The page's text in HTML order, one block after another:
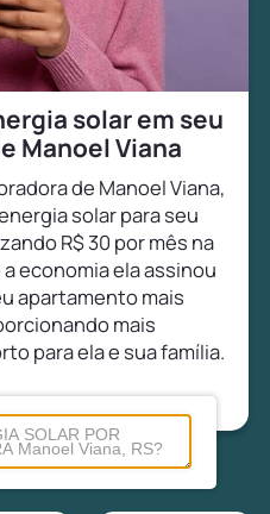
solar em seu
Manoel Viana
de Manoel Viana,
solar para seu
R$ 30 por mês na
economia ela assinou
apartamento mais
mais
para ela e sua família.
energia